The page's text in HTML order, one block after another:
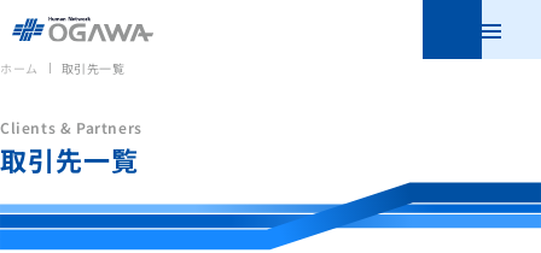
メニュ
ホーム 取引先一覧
Clients & Partners
取引先一覧